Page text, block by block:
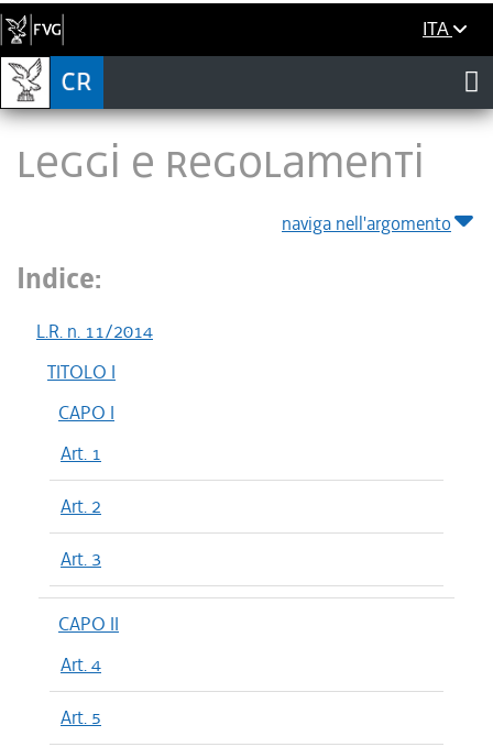
ITA
LEGGI E REGOLAMENTI
naviga nell'argomento
Indice:
L.R. n. 11/2014
TITOLO I
CAPO I
Art. 1
Art. 2
Art. 3
CAPO II
Art. 4
Art. 5